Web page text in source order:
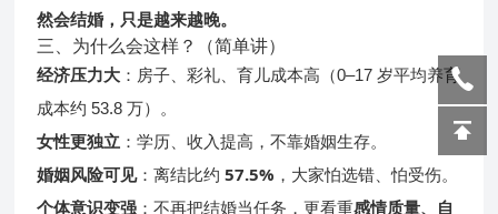
然会结婚，只是越来越晚。
三、为什么会这样？（简单讲）
经济压力大 ：房子、彩礼、育儿成本高（0–17 岁平均养育
成本约 53.8 万）。
女性更独立 ：学历、收入提高，不靠婚姻生存。
婚姻风险可见：离结比约57.5% ，大家怕选错、怕受伤。
个体意识变强 ：不再把结婚当任务，更看重感情质量、自